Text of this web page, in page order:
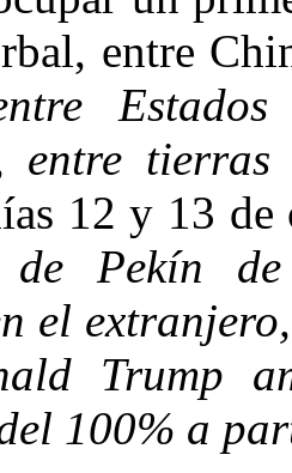
entre
entre
12 y 13
de Pekín
el
Trump
100% a